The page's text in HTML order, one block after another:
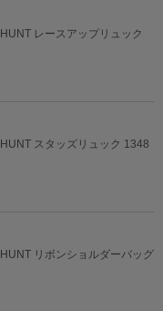
レースアップリュック
スタッズリュック 1348
リボンショルダーバッグ